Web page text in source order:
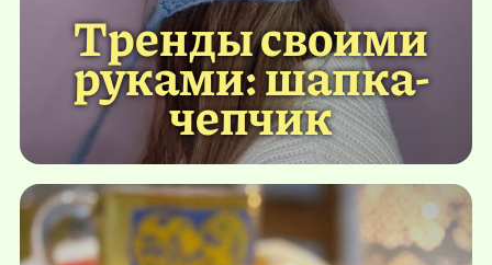
Тренды своими
руками: шапка-
чепчик